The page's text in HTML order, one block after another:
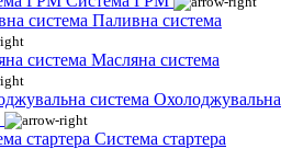
Паливна система
Масляна система
Охолоджувальна
Система стартера